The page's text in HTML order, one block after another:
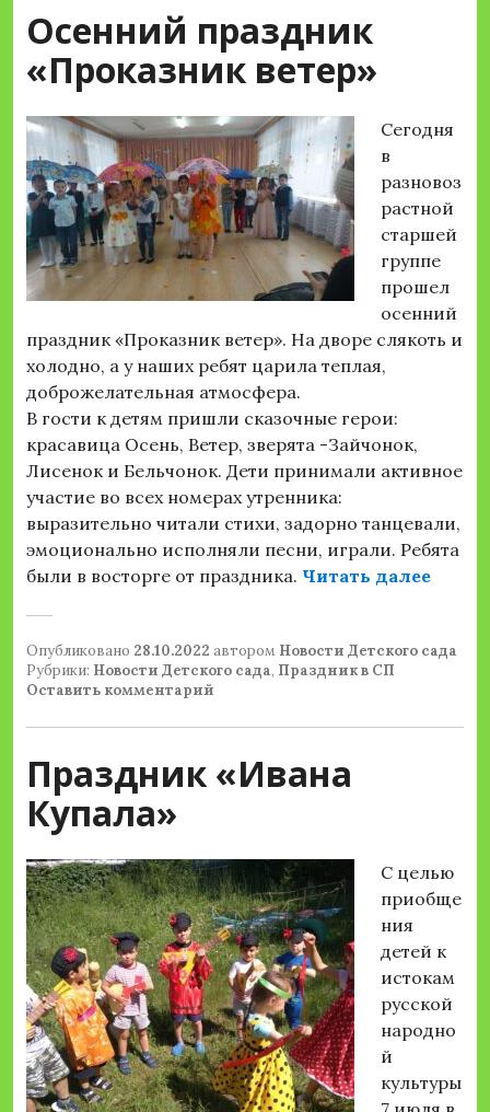
Осенний праздник
«Проказник ветер»
Сегодня
в
разновоз
растной
старшей
группе
прошел
осенний
праздник «Проказник ветер». На дворе слякоть и
холодно, а у наших ребят царила теплая,
доброжелательная атмосфера.
В гости к детям пришли сказочные герои:
красавица Осень, Ветер, зверята -Зайчонок,
Лисенок и Бельчонок. Дети принимали активное
участие во всех номерах утренника:
выразительно читали стихи, задорно танцевали,
эмоционально исполняли песни, играли. Ребята
были в восторге от праздника. Читать далее
Опубликовано 28.10.2022 автором Новости Детского сада
Рубрики: Новости Детского сада, Праздник в СП
Оставить комментарий
Праздник «Ивана
Купала»
С целью
приобще
ния
детей к
истокам
русской
народно
й
культуры